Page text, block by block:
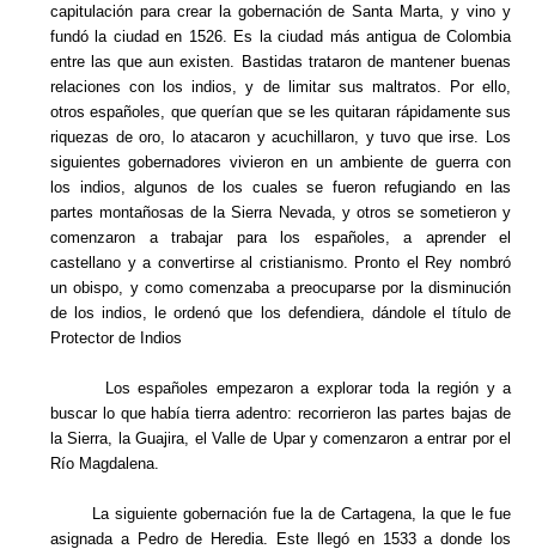
capitulación para crear la gobernación de Santa Marta, y vino y
fundó la ciudad en 1526. Es la ciudad más antigua de Colombia
entre las que aun existen. Bastidas trataron de mantener buenas
relaciones con los indios, y de limitar sus maltratos. Por ello,
otros españoles, que querían que se les quitaran rápidamente sus
riquezas de oro, lo atacaron y acuchillaron, y tuvo que irse. Los
siguientes gobernadores vivieron en un ambiente de guerra con
los indios, algunos de los cuales se fueron refugiando en las
partes montañosas de la Sierra Nevada, y otros se sometieron y
comenzaron a trabajar para los españoles, a aprender el
castellano y a convertirse al cristianismo. Pronto el Rey nombró
un obispo, y como comenzaba a preocuparse por la disminución
de los indios, le ordenó que los defendiera, dándole el título de
Protector de Indios
Los españoles empezaron a explorar toda la región y a
buscar lo que había tierra adentro: recorrieron las partes bajas de
la Sierra, la Guajira, el Valle de Upar y comenzaron a entrar por el
Río Magdalena.
La siguiente gobernación fue la de Cartagena, la que le fue
asignada a Pedro de Heredia. Este llegó en 1533 a donde los